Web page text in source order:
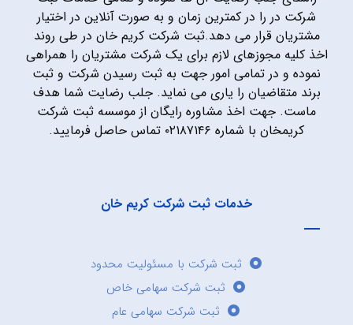
شرکت در را در کمترین زمان و به صورت آنلاین در اختیار
مشتریان قرار می دهد.ثبت شرکت کریم خان در طی روند
اخذ کلیه مجوزهای لازم برای یک شرکت مشتریان را همراهی
نموده و در تمامی امور جهت به ثبت رسیدن شرکت و ثبت
برند متقاضیان را یاری می نماید. جلب رضایت شما هدف
ماست. جهت اخذ مشاوره رایگان از موسسه ثبت شرکت
کریمخان با شماره ۰۲۱۸۷۱۴۶ تماس حاصل فرمایید.
خدمات ثبت شرکت کریم خان
ثبت شرکت با مسئولیت محدود
ثبت شرکت سهامی خاص
ثبت شرکت سهامی عام